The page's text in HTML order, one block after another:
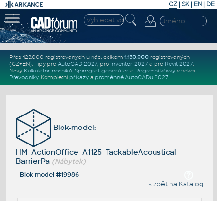
CZ | SK| EN | DE
Přes 123.000 registrovaných u nás, celkem 1.130.000registrovaných
(CZ+EN). Tipy pro AutoCAD 2027, pro Inventor 2027a pro Revit 2027.
Nový Kalkulátor nosníků, Spirograf generátor a Regresní křivkyv sekci
Převodníky. Kompletní příkazya proměnné AutoCADu 2027.
Blok-model:
HM_ActionOffice_A1125_TackableAcoustical-
BarrierPa (Nábytek)
Blok-model #19986
« zpět na Katalog